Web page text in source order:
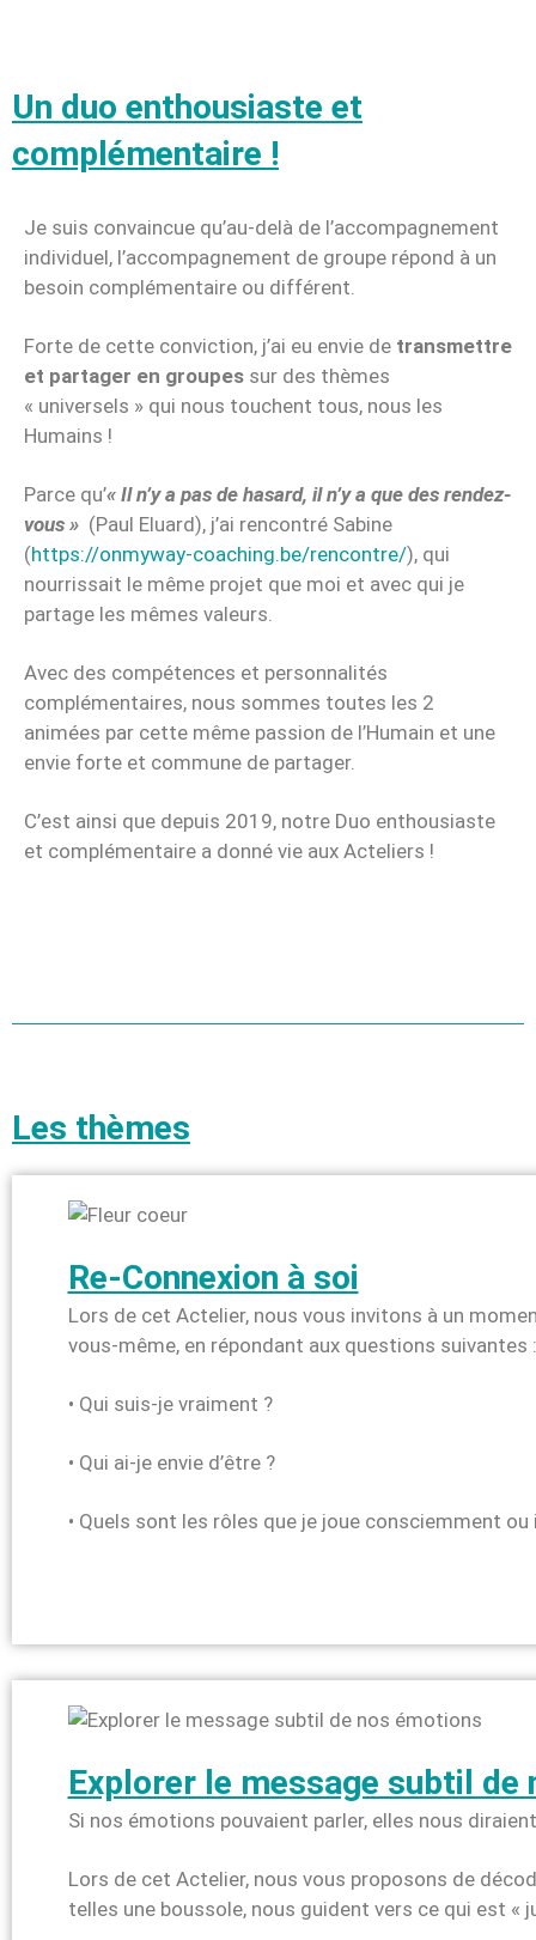
Un duo enthousiaste et
complémentaire !
Je suis convaincue qu’au-delà de l’accompagnement
individuel, l’accompagnement de groupe répond à un
besoin complémentaire ou différent.
Forte de cette conviction, j’ai eu envie de transmettre
et partager en groupes sur des thèmes
« universels » qui nous touchent tous, nous les
Humains !
Parce qu’« Il n’y a pas de hasard, il n’y a que des rendez-
vous » (Paul Eluard), j’ai rencontré Sabine
(https://onmyway-coaching.be/rencontre/), qui
nourrissait le même projet que moi et avec qui je
partage les mêmes valeurs.
Avec des compétences et personnalités
complémentaires, nous sommes toutes les 2
animées par cette même passion de l’Humain et une
envie forte et commune de partager.
C’est ainsi que depuis 2019, notre Duo enthousiaste
et complémentaire a donné vie aux Acteliers !
Les thèmes
Re-Connexion à soi
Lors de cet Actelier, nous vous invitons à un
vous-même, en répondant aux questions suivantes
• Qui suis-je vraiment ?
• Qui ai-je envie d’être ?
• Quels sont les rôles que je joue consciemment
Explorer le message subtil de
Si nos émotions pouvaient parler, elles nous
Lors de cet Actelier, nous vous proposons de
telles une boussole, nous guident vers ce qui est «